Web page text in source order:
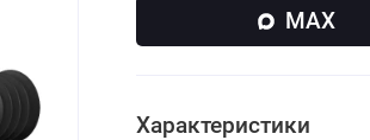
MAX
Характеристики